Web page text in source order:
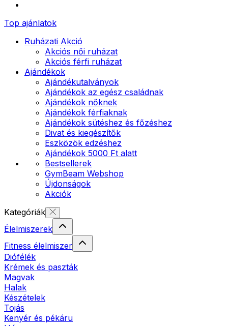
Top ajánlatok
Ruházati Akció
Akciós női ruházat
Akciós férfi ruházat
Ajándékok
Ajándékutalványok
Ajándékok az egész családnak
Ajándékok nőknek
Ajándékok férfiaknak
Ajándékok sütéshez és főzéshez
Divat és kiegészítők
Eszközök edzéshez
Ajándékok 5000 Ft alatt
Bestsellerek
GymBeam Webshop
Újdonságok
Akciók
Kategóriák
Élelmiszerek
Fitness élelmiszer
Diófélék
Krémek és paszták
Magvak
Halak
Készételek
Tojás
Kenyér és pékáru